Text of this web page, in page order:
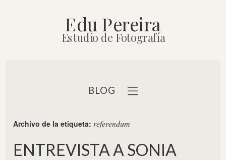
Edu Pereira
Estudio de Fotografía
BLOG
Archivo de la etiqueta: referendum
ENTREVISTA A SONIA